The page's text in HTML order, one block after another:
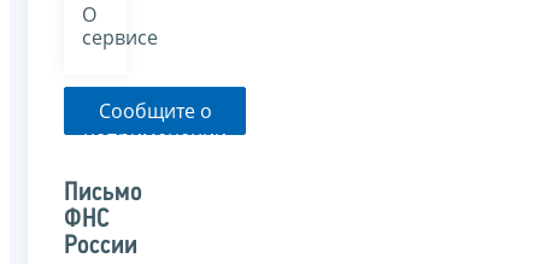
О
сервисе
Сообщите о
неприменении
органом
указанного
письма
Письмо
ФНС
России